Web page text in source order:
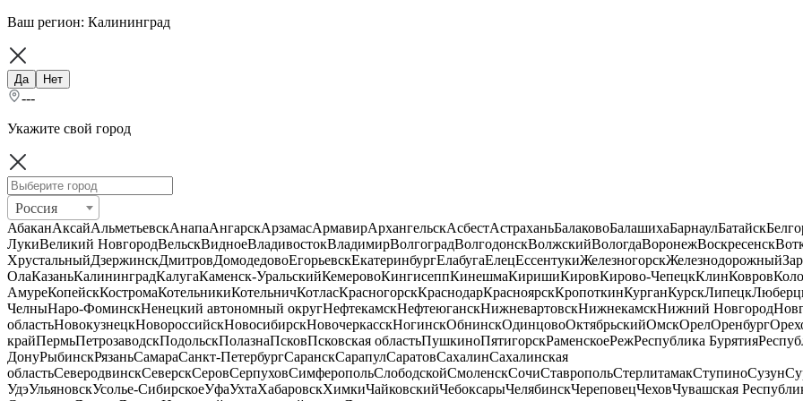
Ваш регион: Калининград
Да Нет
---
Укажите свой город
Россия
АбаканАксайАльметьевскАнапаАнгарскАрзамасАрмавирАрхангельскАсбестАстраханьБалаковоБалашихаБарнаулБатайск
ЛукиВеликий НовгородВельскВидноеВладивостокВладимирВолгоградВолгодонскВолжскийВологдаВоронежВоскресенск
ХрустальныйДзержинскДмитровДомодедовоЕгорьевскЕкатеринбургЕлабугаЕлецЕссентукиЖелезногорскЖелезнодорожный
ОлаКазаньКалининградКалугаКаменск-УральскийКемеровоКингисеппКинешмаКиришиКировКирово-ЧепецкКлинКовров
АмуреКопейскКостромаКотельникиКотельничКотласКрасногорскКраснодарКрасноярскКропоткинКурганКурскЛипецк
ЧелныНаро-ФоминскНенецкий автономный округНефтекамскНефтеюганскНижневартовскНижнекамскНижний Новгород
областьНовокузнецкНовороссийскНовосибирскНовочеркасскНогинскОбнинскОдинцовоОктябрьскийОмскОрелОренбург
крайПермьПетрозаводскПодольскПолазнаПсковПсковская областьПушкиноПятигорскРаменскоеРежРеспублика Бурятия
ДонуРыбинскРязаньСамараСанкт-ПетербургСаранскСарапулСаратовСахалинСахалинская
областьСеверодвинскСеверскСеровСерпуховСимферопольСлободскойСмоленскСочиСтавропольСтерлитамакСтупиноСузун
УдэУльяновскУсолье-СибирскоеУфаУхтаХабаровскХимкиЧайковскийЧебоксарыЧелябинскЧереповецЧеховЧувашская